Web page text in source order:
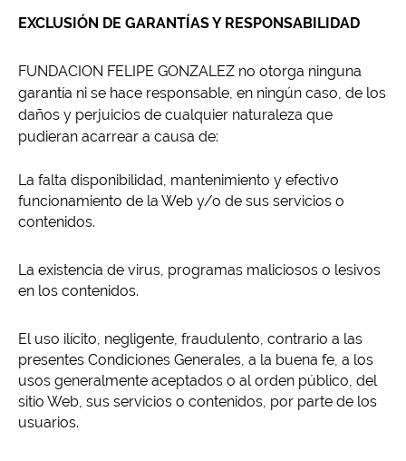
EXCLUSIÓN DE GARANTÍAS Y RESPONSABILIDAD
FUNDACION FELIPE GONZALEZ no otorga ninguna
garantía ni se hace responsable, en ningún caso, de los
daños y perjuicios de cualquier naturaleza que
pudieran acarrear a causa de:
La falta disponibilidad, mantenimiento y efectivo
funcionamiento de la Web y/o de sus servicios o
contenidos.
La existencia de virus, programas maliciosos o lesivos
en los contenidos.
El uso ilícito, negligente, fraudulento, contrario a las
presentes Condiciones Generales, a la buena fe, a los
usos generalmente aceptados o al orden público, del
sitio Web, sus servicios o contenidos, por parte de los
usuarios.